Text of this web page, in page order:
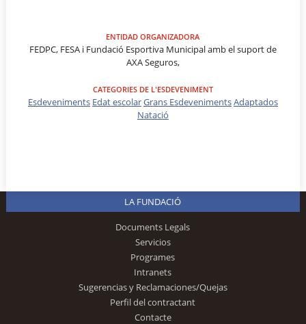
ENTIDAD ORGANIZADORA
FEDPC, FESA i Fundació Esportiva Municipal amb el suport de
AXA Seguros,
CATEGORIES DE L'ESDEVENIMENT
Esdeveniments Edat escolarGrans EsdevenimentsAdaptados
Natació
LA FUNDACIÓ
Documents Legals
Servicios
Programes
Intranets
Sugerencias y Reclamaciones/Quejas
Perfil del contractant
Contacte